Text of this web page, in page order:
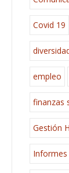
Covid 19
empleo
finanzas
Gestión
Informes